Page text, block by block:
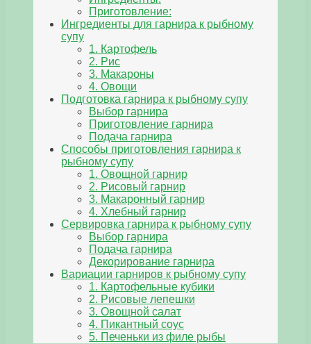
Приготовление:
Ингредиенты для гарнира к рыбному
супу
1. Картофель
2. Рис
3. Макароны
4. Овощи
Подготовка гарнира к рыбному супу
Выбор гарнира
Приготовление гарнира
Подача гарнира
Способы приготовления гарнира к
рыбному супу
1. Овощной гарнир
2. Рисовый гарнир
3. Макаронный гарнир
4. Хлебный гарнир
Сервировка гарнира к рыбному супу
Выбор гарнира
Подача гарнира
Декорирование гарнира
Вариации гарниров к рыбному супу
1. Картофельные кубики
2. Рисовые лепешки
3. Овощной салат
4. Пикантный соус
5. Печеньки из филе рыбы